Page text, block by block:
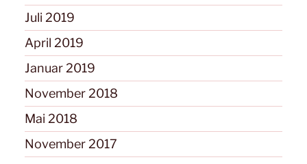
Juli 2019
April 2019
Januar 2019
November 2018
Mai 2018
November 2017